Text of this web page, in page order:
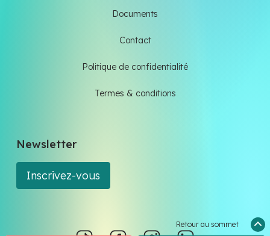
Retour au sommet
Documents
Contact
Politique de confidentialité
Termes & conditions
Newsletter
Inscrivez-vous